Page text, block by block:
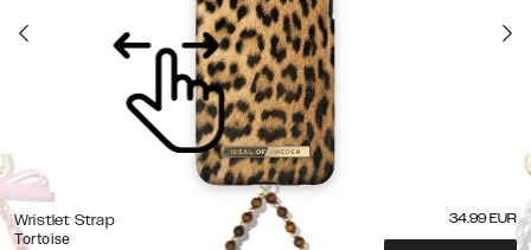
Wristlet Strap
Tortoise
34.99 EUR